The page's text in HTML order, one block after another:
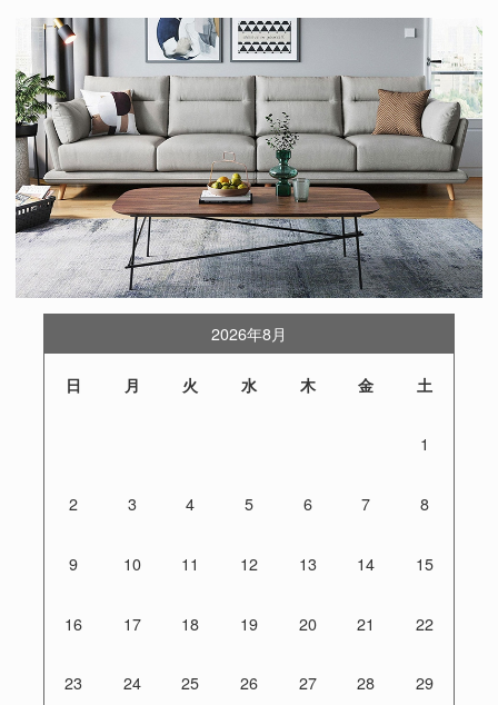
2026年8月
日 月 火 水 木 金 土
1
2 3 4 5 6 7 8
9 10 11 12 13 14 15
16 17 18 19 20 21 22
23 24 25 26 27 28 29